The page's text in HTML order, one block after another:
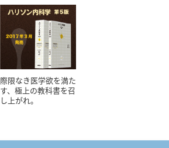
際限なき医学欲を満た
す、極上の教科書を召
し上がれ。